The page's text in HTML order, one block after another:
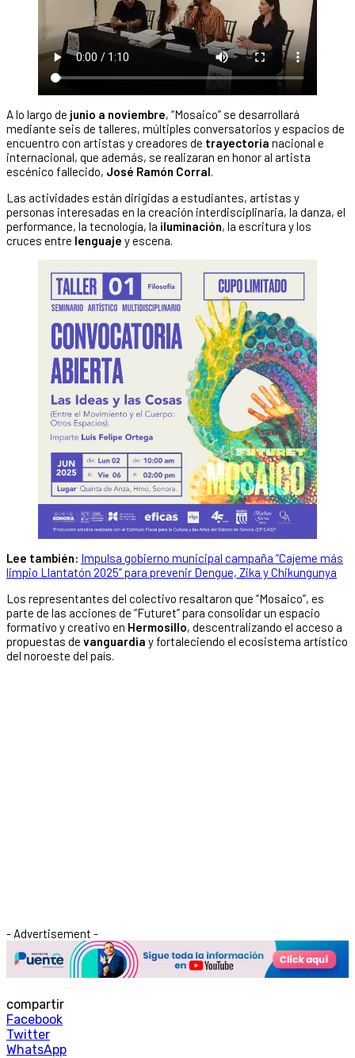
A lo largo de junio a noviembre, “Mosaico” se desarrollará
mediante seis de talleres, múltiples conversatorios y espacios de
encuentro con artistas y creadores de trayectoria nacional e
internacional, que además, se realizaran en honor al artista
escénico fallecido, José Ramón Corral.
Las actividades están dirigidas a estudiantes, artistas y
personas interesadas en la creación interdisciplinaria, la danza, el
performance, la tecnología, la iluminación, la escritura y los
cruces entre lenguaje y escena.
Lee también: Impulsa gobierno municipal campaña “Cajeme más
limpio Llantatón 2025” para prevenir Dengue, Zika y Chikungunya
Los representantes del colectivo resaltaron que “Mosaico”, es
parte de las acciones de “Futuret” para consolidar un espacio
formativo y creativo en Hermosillo, descentralizando el acceso a
propuestas de vanguardia y fortaleciendo el ecosistema artístico
del noroeste del país.
- Advertisement -
compartir
Facebook
Twitter
WhatsApp